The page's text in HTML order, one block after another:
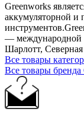
Greenworks
аккумуляторной и
— международной
Шарлотт,
Все товары
Все товары бренда